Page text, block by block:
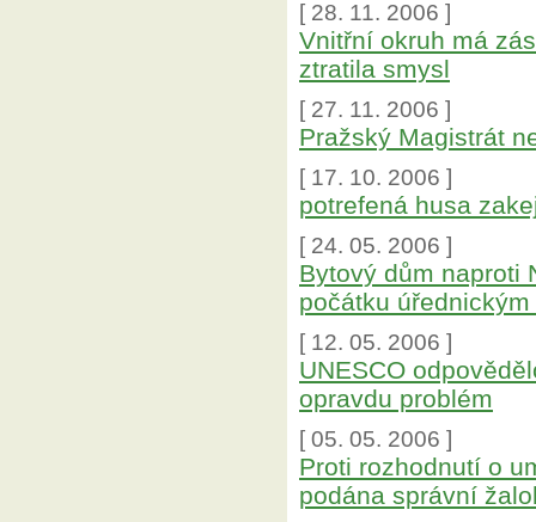
[ 28. 11. 2006 ]
Vnitřní okruh má
ztratila smysl
[ 27. 11. 2006 ]
Pražský Magistrát
[ 17. 10. 2006 ]
potrefená husa
[ 24. 05. 2006 ]
Bytový dům naproti
počátku
[ 12. 05. 2006 ]
UNESCO
opravdu problém
[ 05. 05. 2006 ]
Proti rozhodnutí o
podána správní